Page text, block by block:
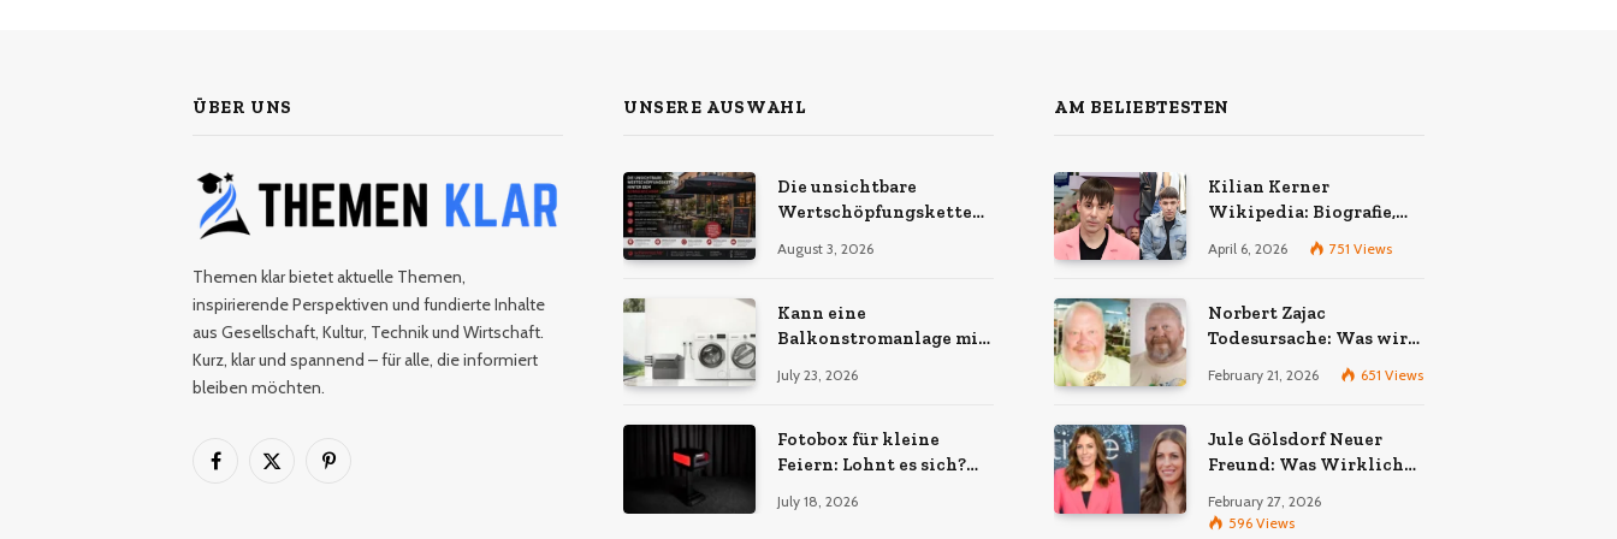
ÜBER UNS
Themen klar bietet aktuelle Themen,
inspirierende Perspektiven und fundierte Inhalte
aus Gesellschaft, Kultur, Technik und Wirtschaft.
Kurz, klar und spannend – für alle, die informiert
bleiben möchten.
Facebook
X
Pinterest
UNSERE AUSWAHL
Die unsichtbare
Wertschöpfungskette
Sonnenschirm: Was
Fertigung und
unternehmerische
bedeuten
August 3, 2026
Kann eine
Balkonstromanlage mit
wachsen?
July 23, 2026
Fotobox für kleine
Feiern: Lohnt es sich?
July 18, 2026
AM BELIEBTESTEN
Kilian Kerner
Wikipedia: Biografie,
Karriere und Erfolge des
Berliner Modedesigners
April 6, 2026 751 Views
Norbert Zajac
Todesursache: Was wir
wirklich wissen
February 21, 2026 651 Views
Jule Gölsdorf Neuer
Freund: Was Wirklich
February 27, 2026
596 Views